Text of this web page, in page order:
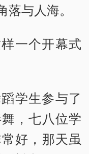
与人海。
一个开幕式
学生参与了
，七八位学
好，那天虽